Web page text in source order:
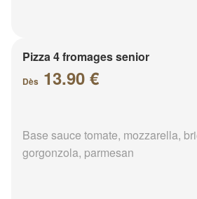
Pizza 4 fromages senior
Dès 13.90 €
Base sauce tomate, mozzarella,
gorgonzola, parmesan